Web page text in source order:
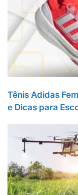
Tênis Adidas
e Dicas para